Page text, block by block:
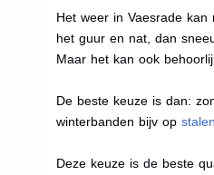
Het weer in Vaesrade
het guur en nat, dan
Maar het kan ook
De beste keuze is dan:
winterbanden bijv op
Deze keuze is de beste